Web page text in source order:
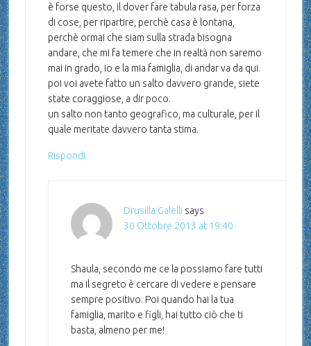
è forse questo, il dover fare tabula rasa, per forza
di cose, per ripartire, perchè casa è lontana,
perchè ormai che siam sulla strada bisogna
andare, che mi fa temere che in realtà non saremo
mai in grado, io e la mia famiglia, di andar va da qui.
poi voi avete fatto un salto davvero grande, siete
state coraggiose, a dir poco.
un salto non tanto geografico, ma culturale, per il
quale meritate davvero tanta stima.
Rispondi
Drusilla Galelli says
30 Ottobre 2013 at 19:40
Shaula, secondo me ce la possiamo fare tutti
ma il segreto è cercare di vedere e pensare
sempre positivo. Poi quando hai la tua
famiglia, marito e figli, hai tutto ciò che ti
basta, almeno per me!